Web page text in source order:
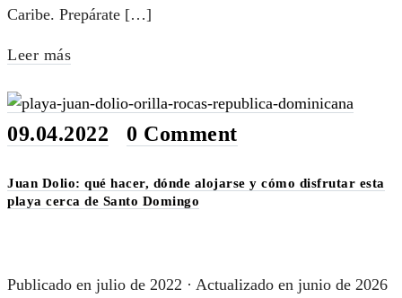
Caribe. Prepárate […]
Leer más
09.04.2022 0 Comment
Juan Dolio: qué hacer, dónde alojarse y cómo disfrutar esta
playa cerca de Santo Domingo
Publicado en julio de 2022 · Actualizado en junio de 2026